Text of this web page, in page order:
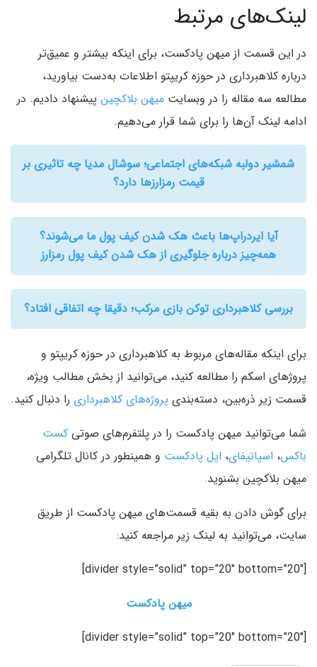
لینک‌های مرتبط
در این قسمت از میهن پادکست، برای اینکه بیشتر و عمیق‌تر
درباره کلاهبرداری در حوزه کریپتو اطلاعات به‌دست بیاورید،
مطالعه سه مقاله را در وبسایت میهن بلاکچین پیشنهاد دادیم. در
ادامه لینک آن‌ها را برای شما قرار می‌دهیم.
شمشیر دولبه شبکه‌های اجتماعی؛ سوشال مدیا چه تاثیری بر
قیمت رمزارزها دارد؟
آیا ایردراپ‌ها باعث هک شدن کیف پول ما می‌شوند؟
همه‌چیز درباره جلوگیری از هک شدن کیف پول رمزارز
بررسی کلاهبرداری توکن بازی مرکب؛ دقیقا چه اتفاقی افتاد؟
برای اینکه مقاله‌های مربوط به کلاهبرداری در حوزه کریپتو و
پروژهای اسکم را مطالعه کنید، می‌توانید از بخش مطالب ویژه،
قسمت زیر ذره‌بین، دسته‌بندی پروژه‌های کلاهبرداری را دنبال کنید.
شما می‌توانید میهن پادکست را در پلتفرم‌های صوتی کست
باکس، اسپاتیفای، اپل پادکست و همینطور در کانال تلگرامی
میهن بلاکچین بشنوید.
برای گوش دادن به بقیه قسمت‌های میهن پادکست از طریق
سایت، می‌توانید به لینک زیر مراجعه کنید:
[divider style=”solid” top=”20″ bottom=”20″]
میهن پادکست
[divider style=”solid” top=”20″ bottom=”20″]